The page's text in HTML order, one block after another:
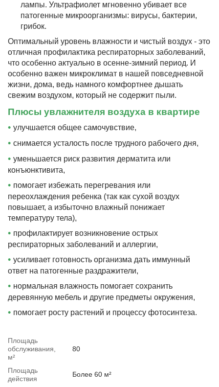
лампы. Ультрафиолет мгновенно убивает все
патогенные микроорганизмы: вирусы, бактерии,
грибок.
Оптимальный уровень влажности и чистый воздух - это
отличная профилактика респираторных заболеваний,
что особенно актуально в осенне-зимний период. И
особенно важен микроклимат в нашей повседневной
жизни, дома, ведь намного комфортнее дышать
свежим воздухом, который не содержит пыли.
Плюсы увлажнителя воздуха в квартире
• улучшается общее самочувствие,
• снимается усталость после трудного рабочего дня,
• уменьшается риск развития дерматита или
конъюнктивита,
• помогает избежать перегревания или
переохлаждения ребенка (так как сухой воздух
повышает, а избыточно влажный понижает
температуру тела),
• профилактирует возникновение острых
респираторных заболеваний и аллергии,
• усиливает готовность организма дать иммунный
ответ на патогенные раздражители,
• нормальная влажность помогает сохранить
деревянную мебель и другие предметы окружения,
• помогает росту растений и процессу фотосинтеза.
Площадь
обслуживания,
м²
80
Площадь
действия
Более 60 м²